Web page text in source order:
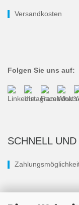
Versandkosten
Folgen Sie uns auf:
SCHNELL